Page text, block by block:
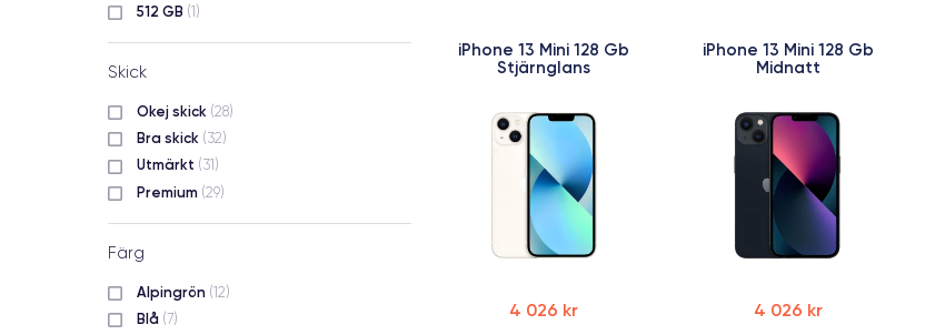
512 GB (1)
Skick
Okej skick (28)
Bra skick (32)
Utmärkt (31)
Premium (29)
Färg
Alpingrön (12)
Blå (7)
iPhone 13 Mini 128 Gb
Stjärnglans
4 026 kr
iPhone 13 Mini 128 Gb
Midnatt
4 026 kr